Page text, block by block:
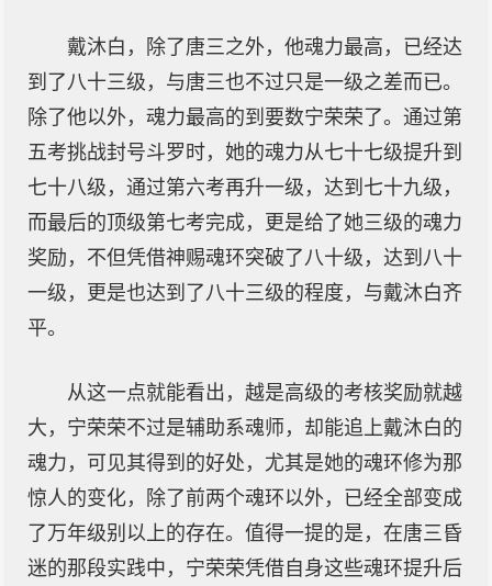
戴沐白，除了唐三之外，他魂力最高，已经达
到了八十三级，与唐三也不过只是一级之差而已。
除了他以外，魂力最高的到要数宁荣荣了。通过第
五考挑战封号斗罗时，她的魂力从七十七级提升到
七十八级，通过第六考再升一级，达到七十九级，
而最后的顶级第七考完成，更是给了她三级的魂力
奖励，不但凭借神赐魂环突破了八十级，达到八十
一级，更是也达到了八十三级的程度，与戴沐白齐
平。
从这一点就能看出，越是高级的考核奖励就越
大，宁荣荣不过是辅助系魂师，却能追上戴沐白的
魂力，可见其得到的好处，尤其是她的魂环修为那
惊人的变化，除了前两个魂环以外，已经全部变成
了万年级别以上的存在。值得一提的是，在唐三昏
迷的那段实践中，宁荣荣凭借自身这些魂环提升后